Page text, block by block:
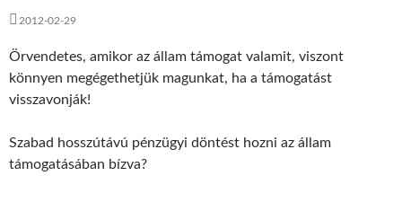
2012-02-29
Örvendetes, amikor az állam támogat valamit, viszont
könnyen megégethetjük magunkat, ha a támogatást
visszavonják!
Szabad hosszútávú pénzügyi döntést hozni az állam
támogatásában bízva?